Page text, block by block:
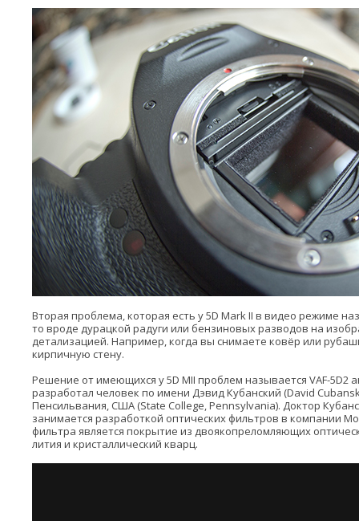
Вторая проблема, которая есть у 5D Mark II в видео режиме
то вроде дурацкой радуги или бензиновых разводов на
детализацией. Например, когда вы снимаете ковёр или
кирпичную стену.
Решение от имеющихся у 5D MII проблем называется VAF-5D2
разработал человек по имени Дэвид Кубанский (David
Пенсильвания, США (State College, Pennsylvania). Доктор
занимается разработкой оптических фильтров в компании
фильтра является покрытие из двоякопреломляющих
лития и кристаллический кварц.